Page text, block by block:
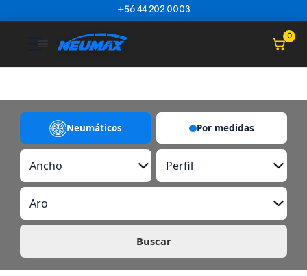
+56 44 202 0003
☰ 0
Neumáticos Por medidas
A
c
o
P
r
i
l
A
o
Buscar